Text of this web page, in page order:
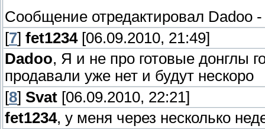
Сообщение отредактировал Dadoo
[7] fet1234[06.09.2010, 21:49]
Dadoo, Я и не про готовые донглы
продавали уже нет и будут нескоро
[8] Svat [06.09.2010, 22:21]
fet1234, у меня через несколько